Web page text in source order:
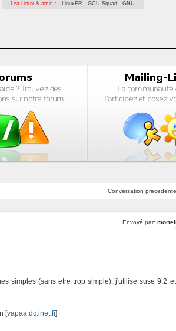
Léa-Linux & amis : LinuxFR GCU-Squad GNU
Conversation precedente
Envoyé par:
simples (sans etre trop simple). j'utilise suse 9.2 et
[vapaa.dc.inet.fi]